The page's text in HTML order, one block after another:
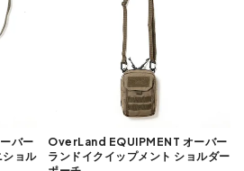
バー
ショル
OverLand EQUIPMENT オーバー
ランドイクイップメント ショルダー